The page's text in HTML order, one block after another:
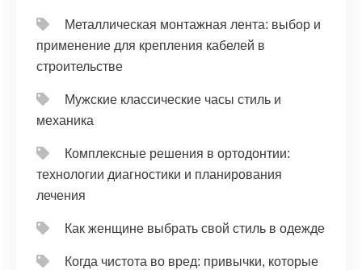
Металлическая монтажная лента: выбор и
применение для крепления кабелей в
строительстве
Мужские классические часы стиль и
механика
Комплексные решения в ортодонтии:
технологии диагностики и планирования
лечения
Как женщине выбрать свой стиль в одежде
Когда чистота во вред: привычки, которые